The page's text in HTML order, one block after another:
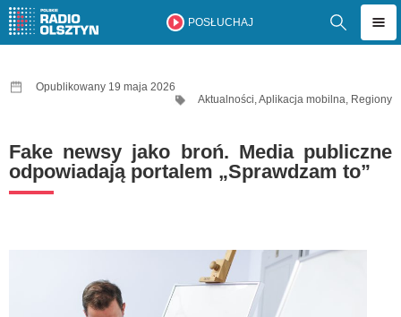
POSŁUCHAJ
Opublikowany 19 maja 2026
Aktualności,Aplikacja mobilna, Regiony
Fake newsy jako broń. Media publiczne
odpowiadają portalem „Sprawdzam to”